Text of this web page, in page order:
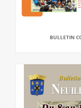
BULLETIN